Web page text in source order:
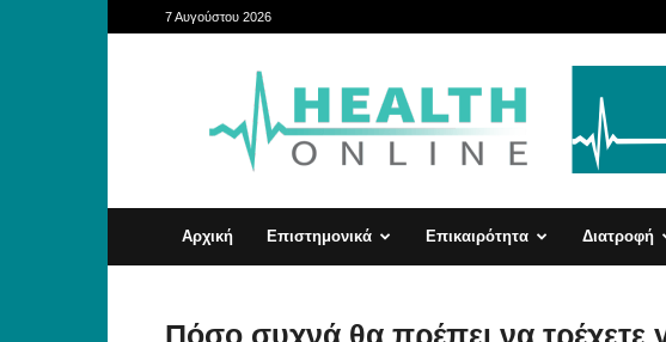
7 Αυγούστου 2026
HealthOnline
Αρχική Επιστημονικά Επικαιρότητα Διατροφή
Πόσο συχνά θα πρέπει να τρέχετε